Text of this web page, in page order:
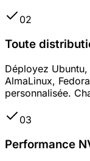
02
Toute
Déployez
AlmaLinux,
personnalisée.
03
Performance